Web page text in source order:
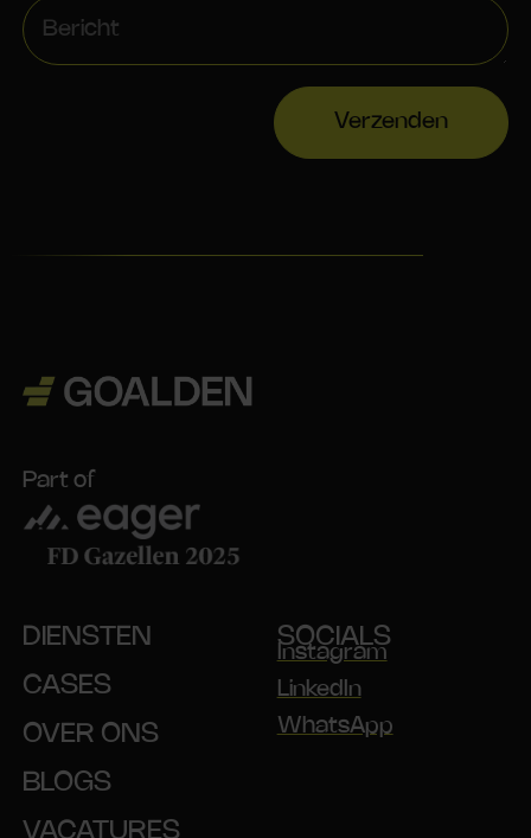
Verzenden
Part of
DIENSTEN
CASES
OVER ONS
BLOGS
VACATURES
SOCIALS
Instagram
LinkedIn
WhatsApp